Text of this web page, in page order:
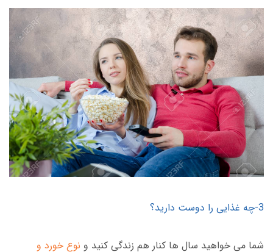
3-چه غذایی را دوست دارید؟
شما می خواهید سال ها کنار هم زندگی کنید و نوع خورد و